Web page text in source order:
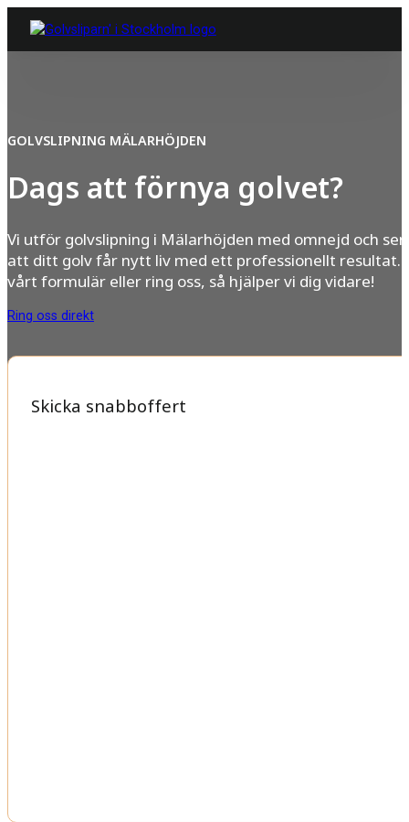
GOLVSLIPNING MÄLARHÖJDEN
Dags att förnya golvet?
Vi utför golvslipning i Mälarhöjden med omnejd och
att ditt golv får nytt liv med ett professionellt resultat.
vårt formulär eller ring oss, så hjälper vi dig vidare!
Ring oss direkt
Skicka snabboffert